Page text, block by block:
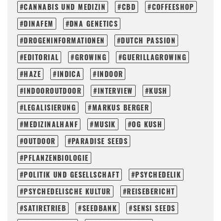
CANNABIS UND MEDIZIN
CBD
COFFEESHOP
DINAFEM
DNA GENETICS
DROGENINFORMATIONEN
DUTCH PASSION
EDITORIAL
GROWING
GUERILLAGROWING
HAZE
INDICA
INDOOR
INDOOROUTDOOR
INTERVIEW
KUSH
LEGALISIERUNG
MARKUS BERGER
MEDIZINALHANF
MUSIK
OG KUSH
OUTDOOR
PARADISE SEEDS
PFLANZENBIOLOGIE
POLITIK UND GESELLSCHAFT
PSYCHEDELIK
PSYCHEDELISCHE KULTUR
REISEBERICHT
SATIRETRIEB
SEEDBANK
SENSI SEEDS